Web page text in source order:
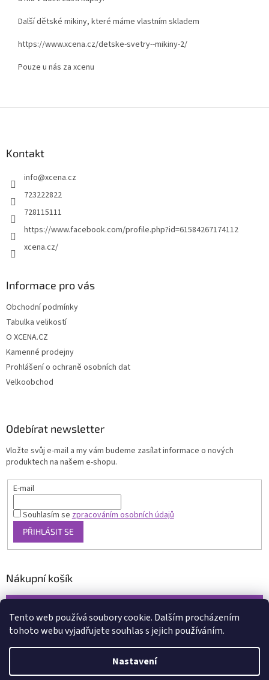
Tento web používá soubory cookie. Dalším procházením
tohoto webu vyjadřujete souhlas s jejich používáním.
Nastavení
Další dětské mikiny, které máme vlastním skladem
https://www.xcena.cz/detske-svetry--mikiny-2/
Pouze u nás za xcenu
Kontakt
info@xcena.cz
723222822
728115111
https://www.facebook.com/profile.php?id=61584267174112
xcena.cz/
Informace pro vás
Obchodní podmínky
Tabulka velikostí
O XCENA.CZ
Kamenné prodejny
Prohlášení o ochraně osobních dat
Velkoobchod
Odebírat newsletter
Vložte svůj e-mail a my vám budeme zasílat informace o nových
produktech na našem e-shopu.
E-mail
Souhlasím sezpracováním osobních údajů
PŘIHLÁSIT SE
Nákupní košík
Vytvořil Shoptet